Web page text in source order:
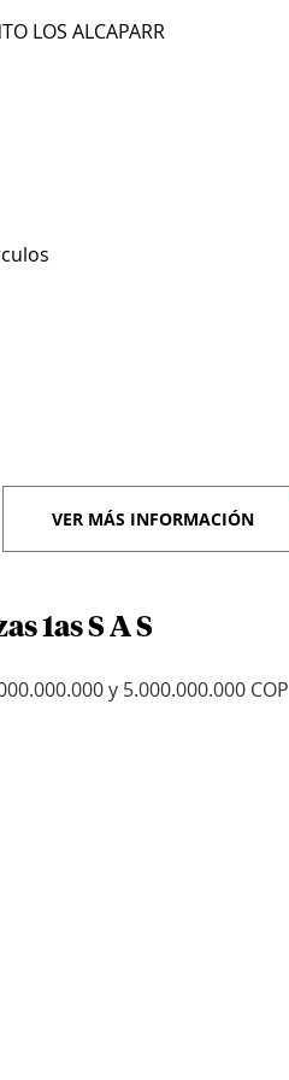
LOS ALCAPARR
VER MÁS INFORMACIÓN
1as S A S
y 5.000.000.000 COP